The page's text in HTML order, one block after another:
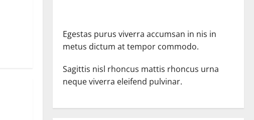
Egestas purus viverra accumsan in nis in
metus dictum at tempor commodo.
Sagittis nisl rhoncus mattis rhoncus urna
neque viverra eleifend pulvinar.